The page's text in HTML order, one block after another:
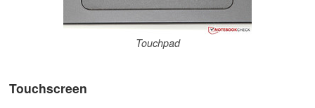
Touchpad
Touchscreen